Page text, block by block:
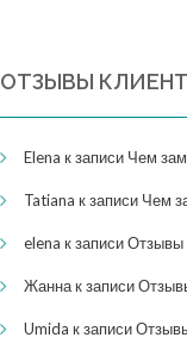
ОТЗЫВЫ
Elena к записи Чем
Tatiana к записи Чем
elena к записиОтзывы
Жаннак записи
Umida к записи